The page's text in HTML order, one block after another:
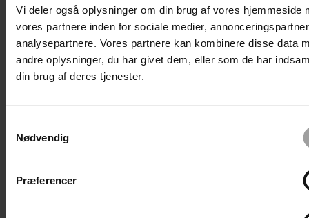
Vi deler også oplysninger om din brug af vores hjemmeside
vores partnere inden for sociale medier,
analysepartnere. Vores partnere kan kombinere disse data
andre oplysninger, du har givet dem, eller som de har
din brug af deres tjenester.
Nødvendig
Præferencer